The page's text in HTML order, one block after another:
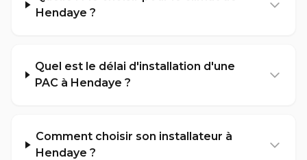
Hendaye ?
Quel est le délai d'installation d'une
PAC à Hendaye ?
Comment choisir son installateur à
Hendaye ?